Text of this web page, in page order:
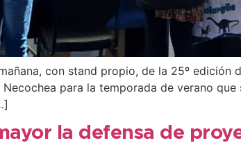
con stand propio, de la 25º edición
para la temporada de verano
la defensa de